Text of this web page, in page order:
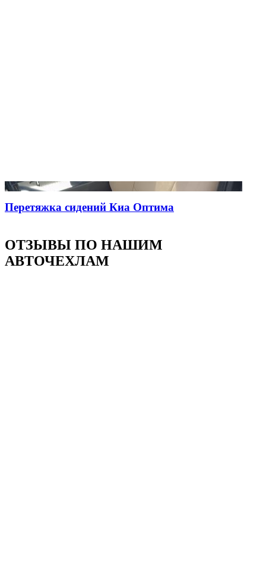
Перетяжка сидений Киа Оптима
ОТЗЫВЫ ПО НАШИМ
АВТОЧЕХЛАМ